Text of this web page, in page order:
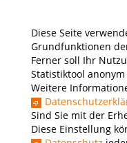
Diese Seite
Grundfunktionen
Ferner soll Ihr
Statistiktool
Weitere
Sind Sie mit der
Diese Einstellung
Informatik und
Kunststofftechnik
Maschinenbau
THWS Business
Presse